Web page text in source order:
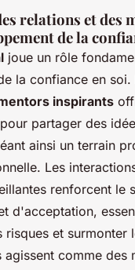
relations et des
de la
joue un rôle
la confiance en soi.
inspirants
partager des
ainsi un terrain
Les
renforcent le
d'acceptation,
risques et surmonter
agissent comme des